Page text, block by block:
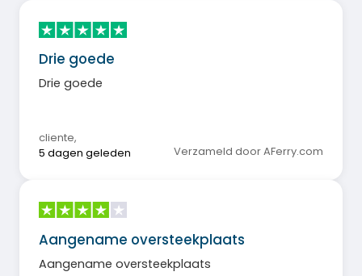
Drie goede
Drie goede
cliente,
5 dagen geleden
Verzameld door AFerry.com
Aangename oversteekplaats
Aangename oversteekplaats